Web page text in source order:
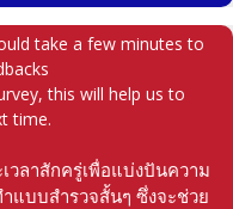
take a few minutes to
this will help us to
time.
วลาสักครู่เพื่อแบ่งปันความ
แบบสำรวจสั้นๆ ซึ่งจะช่วย